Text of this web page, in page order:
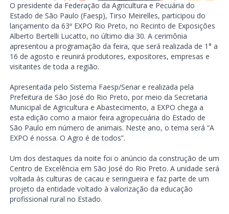
O presidente da Federação da Agricultura e Pecuária do
Estado de São Paulo (Faesp), Tirso Meirelles, participou do
lançamento da 63ª EXPO Rio Preto, no Recinto de Exposições
Alberto Bertelli Lucatto, no último dia 30. A cerimônia
apresentou a programação da feira, que será realizada de 1° a
16 de agosto e reunirá produtores, expositores, empresas e
visitantes de toda a região.
Apresentada pelo Sistema Faesp/Senar e realizada pela
Prefeitura de São José do Rio Preto, por meio da Secretaria
Municipal de Agricultura e Abastecimento, a EXPO chega a
esta edição como a maior feira agropecuária do Estado de
São Paulo em número de animais. Neste ano, o tema será “A
EXPO é nossa. O Agro é de todos”.
Um dos destaques da noite foi o anúncio da construção de um
Centro de Excelência em São José do Rio Preto. A unidade será
voltada às culturas de cacau e seringueira e faz parte de um
projeto da entidade voltado à valorização da educação
profissional rural no Estado.